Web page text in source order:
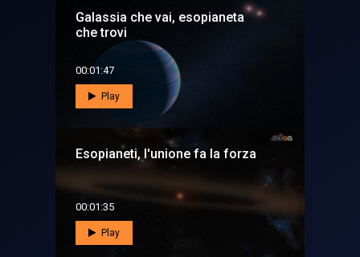
Galassia che vai, esopianeta
che trovi
00:01:47
Play
Esopianeti, l'unione fa la forza
00:01:35
Play